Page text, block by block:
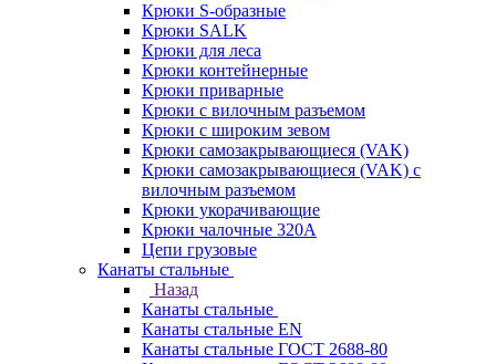
Крюки S-образные
Крюки SALK
Крюки для леса
Крюки контейнерные
Крюки приварные
Крюки с вилочным разъемом
Крюки с широким зевом
Крюки самозакрывающиеся (VAK)
Крюки самозакрывающиеся (VAK) с
вилочным разъемом
Крюки укорачивающие
Крюки чалочные 320А
Цепи грузовые
Канаты стальные
Назад
Канаты стальные
Канаты стальные EN
Канаты стальные ГОСТ 2688-80